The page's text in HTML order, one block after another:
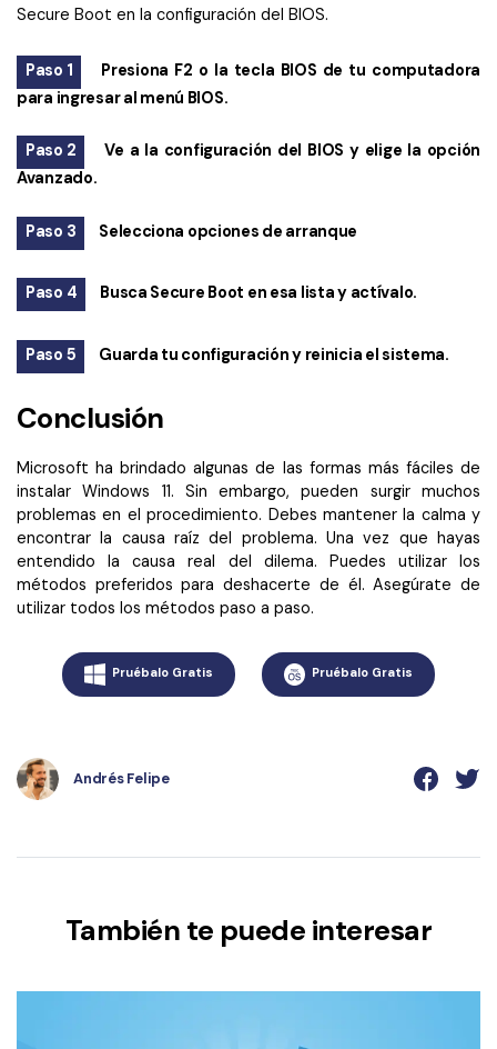
Secure Boot en la configuración del BIOS.
Paso 1
Presiona F2 o la tecla BIOS de tu computadora
para ingresar al menú BIOS.
Paso 2
Ve a la configuración del BIOS y elige la opción
Avanzado.
Paso 3 Selecciona opciones de arranque
Paso 4 Busca Secure Boot en esa lista y actívalo.
Paso 5 Guarda tu configuración y reinicia el sistema.
Conclusión
Microsoft ha brindado algunas de las formas más fáciles de
instalar Windows 11. Sin embargo, pueden surgir muchos
problemas en el procedimiento. Debes mantener la calma y
encontrar la causa raíz del problema. Una vez que hayas
entendido la causa real del dilema. Puedes utilizar los
métodos preferidos para deshacerte de él. Asegúrate de
utilizar todos los métodos paso a paso.
Pruébalo Gratis Pruébalo Gratis
Andrés Felipe
También te puede interesar